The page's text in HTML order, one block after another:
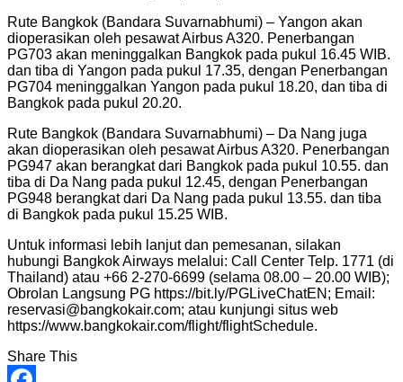
Rute Bangkok (Bandara Suvarnabhumi) – Yangon akan
dioperasikan oleh pesawat Airbus A320. Penerbangan
PG703 akan meninggalkan Bangkok pada pukul 16.45 WIB.
dan tiba di Yangon pada pukul 17.35, dengan Penerbangan
PG704 meninggalkan Yangon pada pukul 18.20, dan tiba di
Bangkok pada pukul 20.20.
Rute Bangkok (Bandara Suvarnabhumi) – Da Nang juga
akan dioperasikan oleh pesawat Airbus A320. Penerbangan
PG947 akan berangkat dari Bangkok pada pukul 10.55. dan
tiba di Da Nang pada pukul 12.45, dengan Penerbangan
PG948 berangkat dari Da Nang pada pukul 13.55. dan tiba
di Bangkok pada pukul 15.25 WIB.
Untuk informasi lebih lanjut dan pemesanan, silakan
hubungi Bangkok Airways melalui: Call Center Telp. 1771 (di
Thailand) atau +66 2-270-6699 (selama 08.00 – 20.00 WIB);
Obrolan Langsung PG https://bit.ly/PGLiveChatEN; Email:
reservasi@bangkokair.com; atau kunjungi situs web
https://www.bangkokair.com/flight/flightSchedule.
Share This